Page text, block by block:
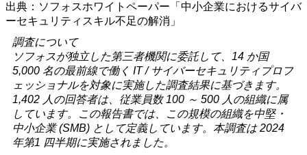
出典：ソフォスホワイトペーパー「中小企業におけるサイバ
ーセキュリティスキル不足の解消」
調査について
ソフォスが独立した第三者機関に委託して、14 か国
5,000 名の最前線で働く IT / サイバーセキュリティプロフ
ェッショナルを対象に実施した調査結果に基づきます。
1,402 人の回答者は、従業員数 100 ～ 500 人の組織に属
しています。この報告書では、この規模の組織を中堅・
中小企業 (SMB) として定義しています。本調査は 2024
年第1 四半期に実施されました。